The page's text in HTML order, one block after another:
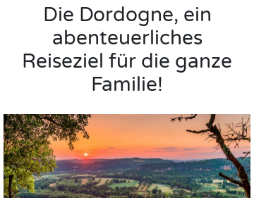
Die Dordogne, ein
abenteuerliches
Reiseziel für die ganze
Familie!